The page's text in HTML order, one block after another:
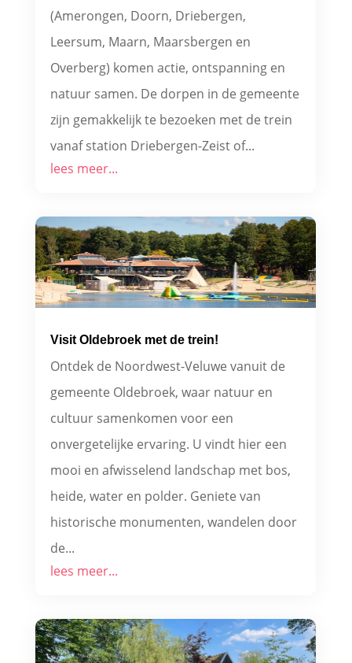
(Amerongen, Doorn, Driebergen,
Leersum, Maarn, Maarsbergen en
Overberg) komen actie, ontspanning en
natuur samen. De dorpen in de gemeente
zijn gemakkelijk te bezoeken met de trein
vanaf station Driebergen-Zeist of...
lees meer...
Visit Oldebroek met de trein!
Ontdek de Noordwest-Veluwe vanuit de
gemeente Oldebroek, waar natuur en
cultuur samenkomen voor een
onvergetelijke ervaring. U vindt hier een
mooi en afwisselend landschap met bos,
heide, water en polder. Geniete van
historische monumenten, wandelen door
de...
lees meer...